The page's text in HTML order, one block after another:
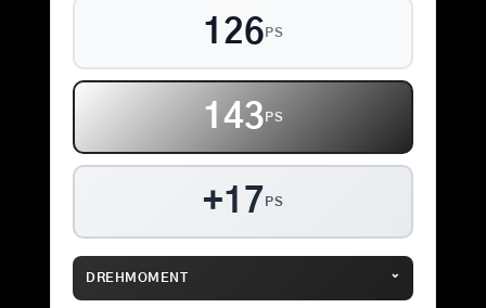
126 PS
143 PS
+17 PS
DREHMOMENT ⌄